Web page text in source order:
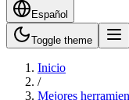
Español
Toggle theme
Inicio
/
Mejores